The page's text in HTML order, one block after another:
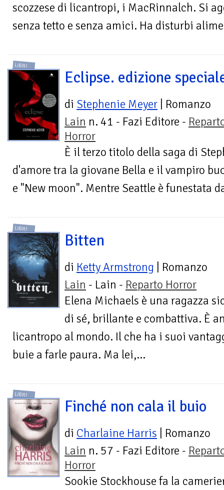
scozzese di licantropi, i MacRinnalch. Si
senza tetto e senza amici. Ha disturbi
LIBRI
Eclipse. edizione
di Stephenie Meyer | Romanzo
Lain n. 41 - Fazi Editore -
Horror
È il terzo titolo della saga di
d'amore tra la giovane Bella e il vampiro
e "New moon". Mentre Seattle è funestata
LIBRI
Bitten
di Ketty Armstrong | Romanzo
Lain - Lain - Reparto Horror
Elena Michaels è una ragazza
di sé, brillante e combattiva. È
licantropo al mondo. Il che ha i suoi
buie a farle paura. Ma lei,...
LIBRI
Finché non cala il buio
di Charlaine Harris | Romanzo
Lain n. 57 - Fazi Editore -
Horror
Sookie Stockhouse fa la